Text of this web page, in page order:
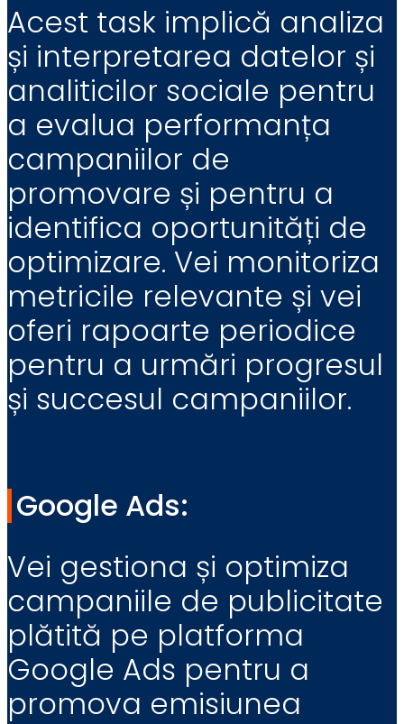
Acest task implică analiza
și interpretarea datelor și
analiticilor sociale pentru
a evalua performanța
campaniilor de
promovare și pentru a
identifica oportunități de
optimizare. Vei monitoriza
metricile relevante și vei
oferi rapoarte periodice
pentru a urmări progresul
și succesul campaniilor.
Google Ads:
Vei gestiona și optimiza
campaniile de publicitate
plătită pe platforma
Google Ads pentru a
promova emisiunea